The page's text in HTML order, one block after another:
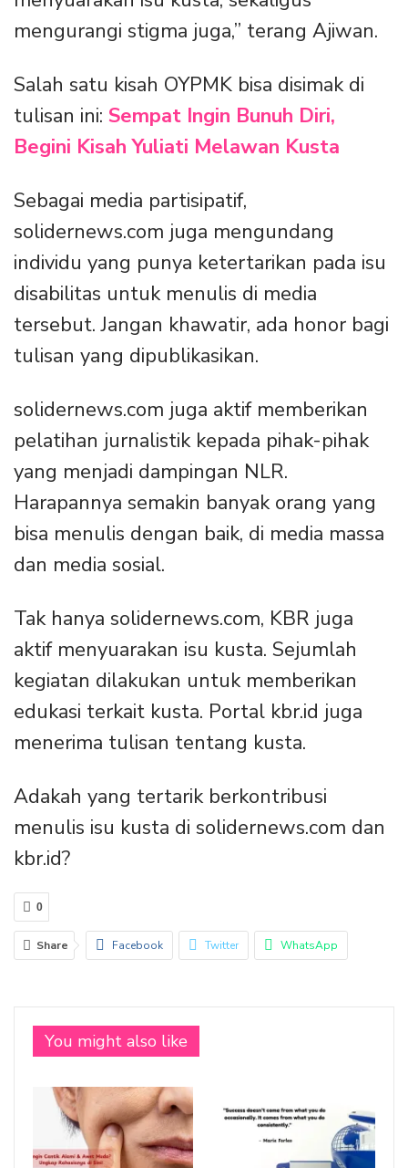
mengurangi stigma juga,” terang Ajiwan.
Salah satu kisah OYPMK bisa disimak di
tulisan ini: Sempat Ingin Bunuh Diri,
Begini Kisah Yuliati Melawan Kusta
Sebagai media partisipatif,
solidernews.com juga mengundang
individu yang punya ketertarikan pada isu
disabilitas untuk menulis di media
tersebut. Jangan khawatir, ada honor bagi
tulisan yang dipublikasikan.
solidernews.com juga aktif memberikan
pelatihan jurnalistik kepada pihak-pihak
yang menjadi dampingan NLR.
Harapannya semakin banyak orang yang
bisa menulis dengan baik, di media massa
dan media sosial.
Tak hanya solidernews.com, KBR juga
aktif menyuarakan isu kusta. Sejumlah
kegiatan dilakukan untuk memberikan
edukasi terkait kusta. Portal kbr.id juga
menerima tulisan tentang kusta.
Adakah yang tertarik berkontribusi
menulis isu kusta di solidernews.com dan
kbr.id?
0
Share Facebook Twitter WhatsApp
You might also like